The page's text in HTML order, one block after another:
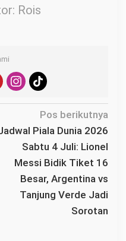
Rois
Pos berikutnya
Piala Dunia 2026
Sabtu 4 Juli: Lionel
Messi Bidik Tiket 16
Besar, Argentina vs
Tanjung Verde Jadi
Sorotan